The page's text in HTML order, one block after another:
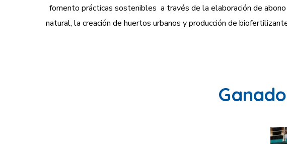
fomento prácticas sostenibles a través de la elaboración de abono
natural, la creación de huertos urbanos y producción de